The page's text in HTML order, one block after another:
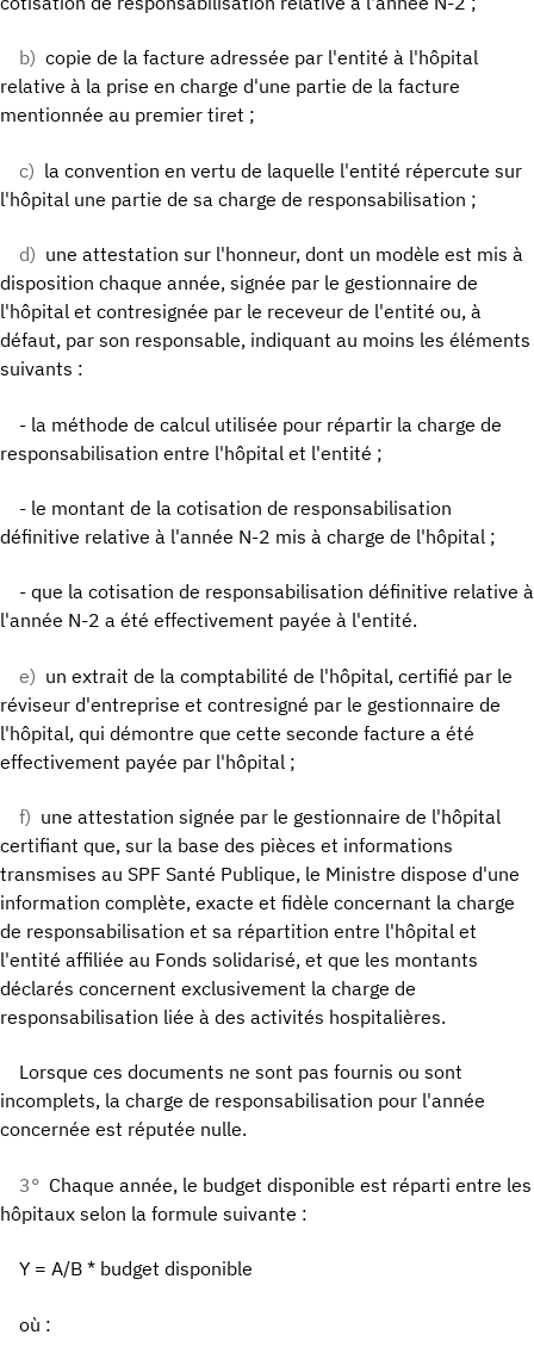
b) copie de la facture adressée par l'entité à l'hôpital
relative à la prise en charge d'une partie de la facture
mentionnée au premier tiret ;
c) la convention en vertu de laquelle l'entité répercute sur
l'hôpital une partie de sa charge de responsabilisation ;
d) une attestation sur l'honneur, dont un modèle est mis à
disposition chaque année, signée par le gestionnaire de
l'hôpital et contresignée par le receveur de l'entité ou, à
défaut, par son responsable, indiquant au moins les éléments
suivants :
- la méthode de calcul utilisée pour répartir la charge de
responsabilisation entre l'hôpital et l'entité ;
- le montant de la cotisation de responsabilisation
définitive relative à l'année N-2 mis à charge de l'hôpital ;
- que la cotisation de responsabilisation définitive relative à
l'année N-2 a été effectivement payée à l'entité.
e) un extrait de la comptabilité de l'hôpital, certifié par le
réviseur d'entreprise et contresigné par le gestionnaire de
l'hôpital, qui démontre que cette seconde facture a été
effectivement payée par l'hôpital ;
f) une attestation signée par le gestionnaire de l'hôpital
certifiant que, sur la base des pièces et informations
transmises au SPF Santé Publique, le Ministre dispose d'une
information complète, exacte et fidèle concernant la charge
de responsabilisation et sa répartition entre l'hôpital et
l'entité affiliée au Fonds solidarisé, et que les montants
déclarés concernent exclusivement la charge de
responsabilisation liée à des activités hospitalières.
Lorsque ces documents ne sont pas fournis ou sont
incomplets, la charge de responsabilisation pour l'année
concernée est réputée nulle.
3° Chaque année, le budget disponible est réparti entre les
hôpitaux selon la formule suivante :
Y = A/B * budget disponible
où :